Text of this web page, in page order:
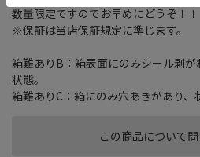
この商品について
数量限定ですのでお早めにどうぞ！！
※保証は当店保証規定に準じます。
箱難ありB：箱表面にのみシール剥
状態。
箱難ありC：箱にのみ穴あきがあり、